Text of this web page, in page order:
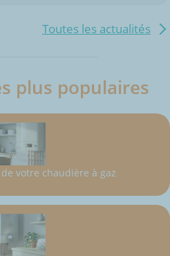
Toutes les actualités
plus populaires
votre chaudière à gaz